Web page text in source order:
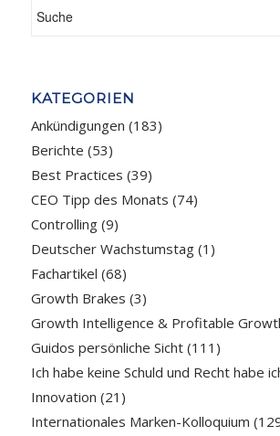
KATEGORIEN
Ankündigungen (183)
Berichte (53)
Best Practices (39)
CEO Tipp des Monats (74)
Controlling(9)
Deutscher Wachstumstag(1)
Fachartikel (68)
Growth Brakes (3)
Growth Intelligence & Profitable
Guidos persönliche Sicht(111)
Ich habe keine Schuld und Recht habe
Innovation (21)
Internationales Marken-Kolloquium